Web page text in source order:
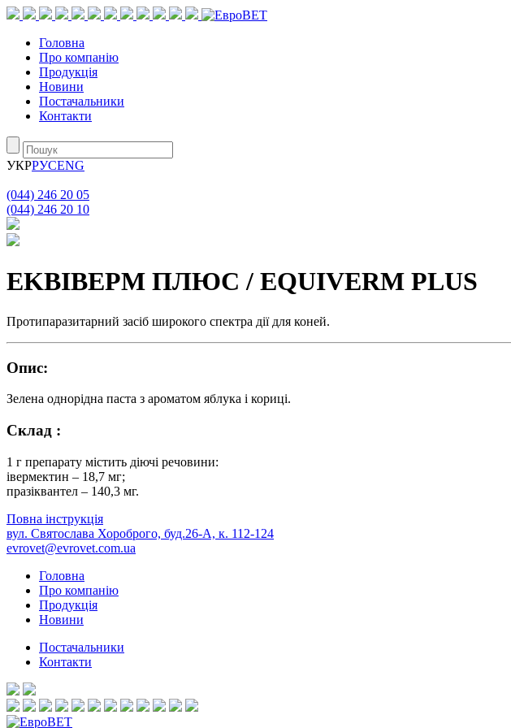
Головна
Про компанію
Продукція
Новини
Постачальники
Контакти
УКРРУСENG
(044) 246 20 05
(044) 246 20 10
EKBIBEPM ПЛЮС / EQUIVERM PLUS
Протипаразитарний засіб широкого спектра дії для коней.
Опис:
Зелена однорiдна паста з ароматом яблука i корицi.
Склад :
1 г препарату мiстить дiючi речовини:
iвермектин – 18,7 мг;
празiквантел – 140,3 мг.
Повна інструкція
вул. Святослава Хороброго, буд.26-А, к. 112-124
evrovet@evrovet.com.ua
Головна
Про компанію
Продукція
Новини
Постачальники
Контакти